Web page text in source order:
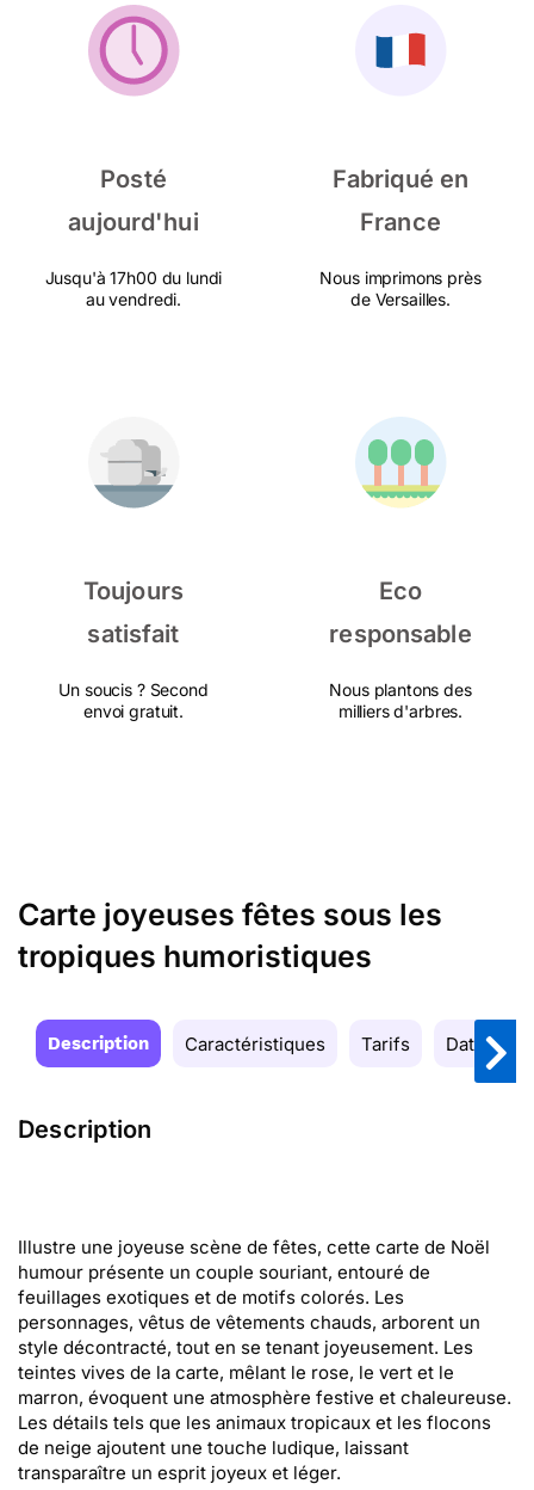
Posté
aujourd'hui
Jusqu'à 17h00 du lundi
au vendredi.
Fabriqué en
France
Nous imprimons près
de Versailles.
Toujours
satisfait
Un soucis ? Second
envoi gratuit.
Eco
responsable
Nous plantons des
milliers d'arbres.
Carte joyeuses fêtes sous les
tropiques humoristiques
Description Caractéristiques Tarifs Date de
Description
Illustre une joyeuse scène de fêtes, cette carte de Noël
humour présente un couple souriant, entouré de
feuillages exotiques et de motifs colorés. Les
personnages, vêtus de vêtements chauds, arborent un
style décontracté, tout en se tenant joyeusement. Les
teintes vives de la carte, mêlant le rose, le vert et le
marron, évoquent une atmosphère festive et chaleureuse.
Les détails tels que les animaux tropicaux et les flocons
de neige ajoutent une touche ludique, laissant
transparaître un esprit joyeux et léger.